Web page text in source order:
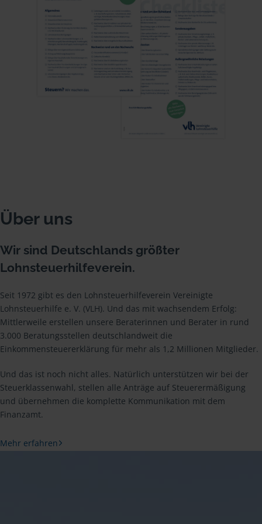
Über uns
Wir sind Deutschlands größter
Lohnsteuerhilfeverein.
Seit 1972 gibt es den Lohnsteuerhilfeverein Vereinigte
Lohnsteuerhilfe e. V. (VLH). Und das mit wachsendem Erfolg:
Mittlerweile erstellen unsere Beraterinnen und Berater in rund
3.000 Beratungsstellen deutschlandweit die
Einkommensteuererklärung für mehr als 1,2 Millionen Mitglieder.
Und das ist noch nicht alles. Natürlich unterstützen wir bei der
Steuerklassenwahl, stellen alle Anträge auf Steuerermäßigung
und übernehmen die komplette Kommunikation mit dem
Finanzamt.
Mehr erfahren